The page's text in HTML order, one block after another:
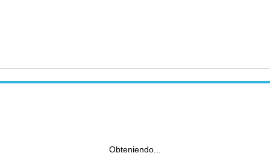
Obteniendo...